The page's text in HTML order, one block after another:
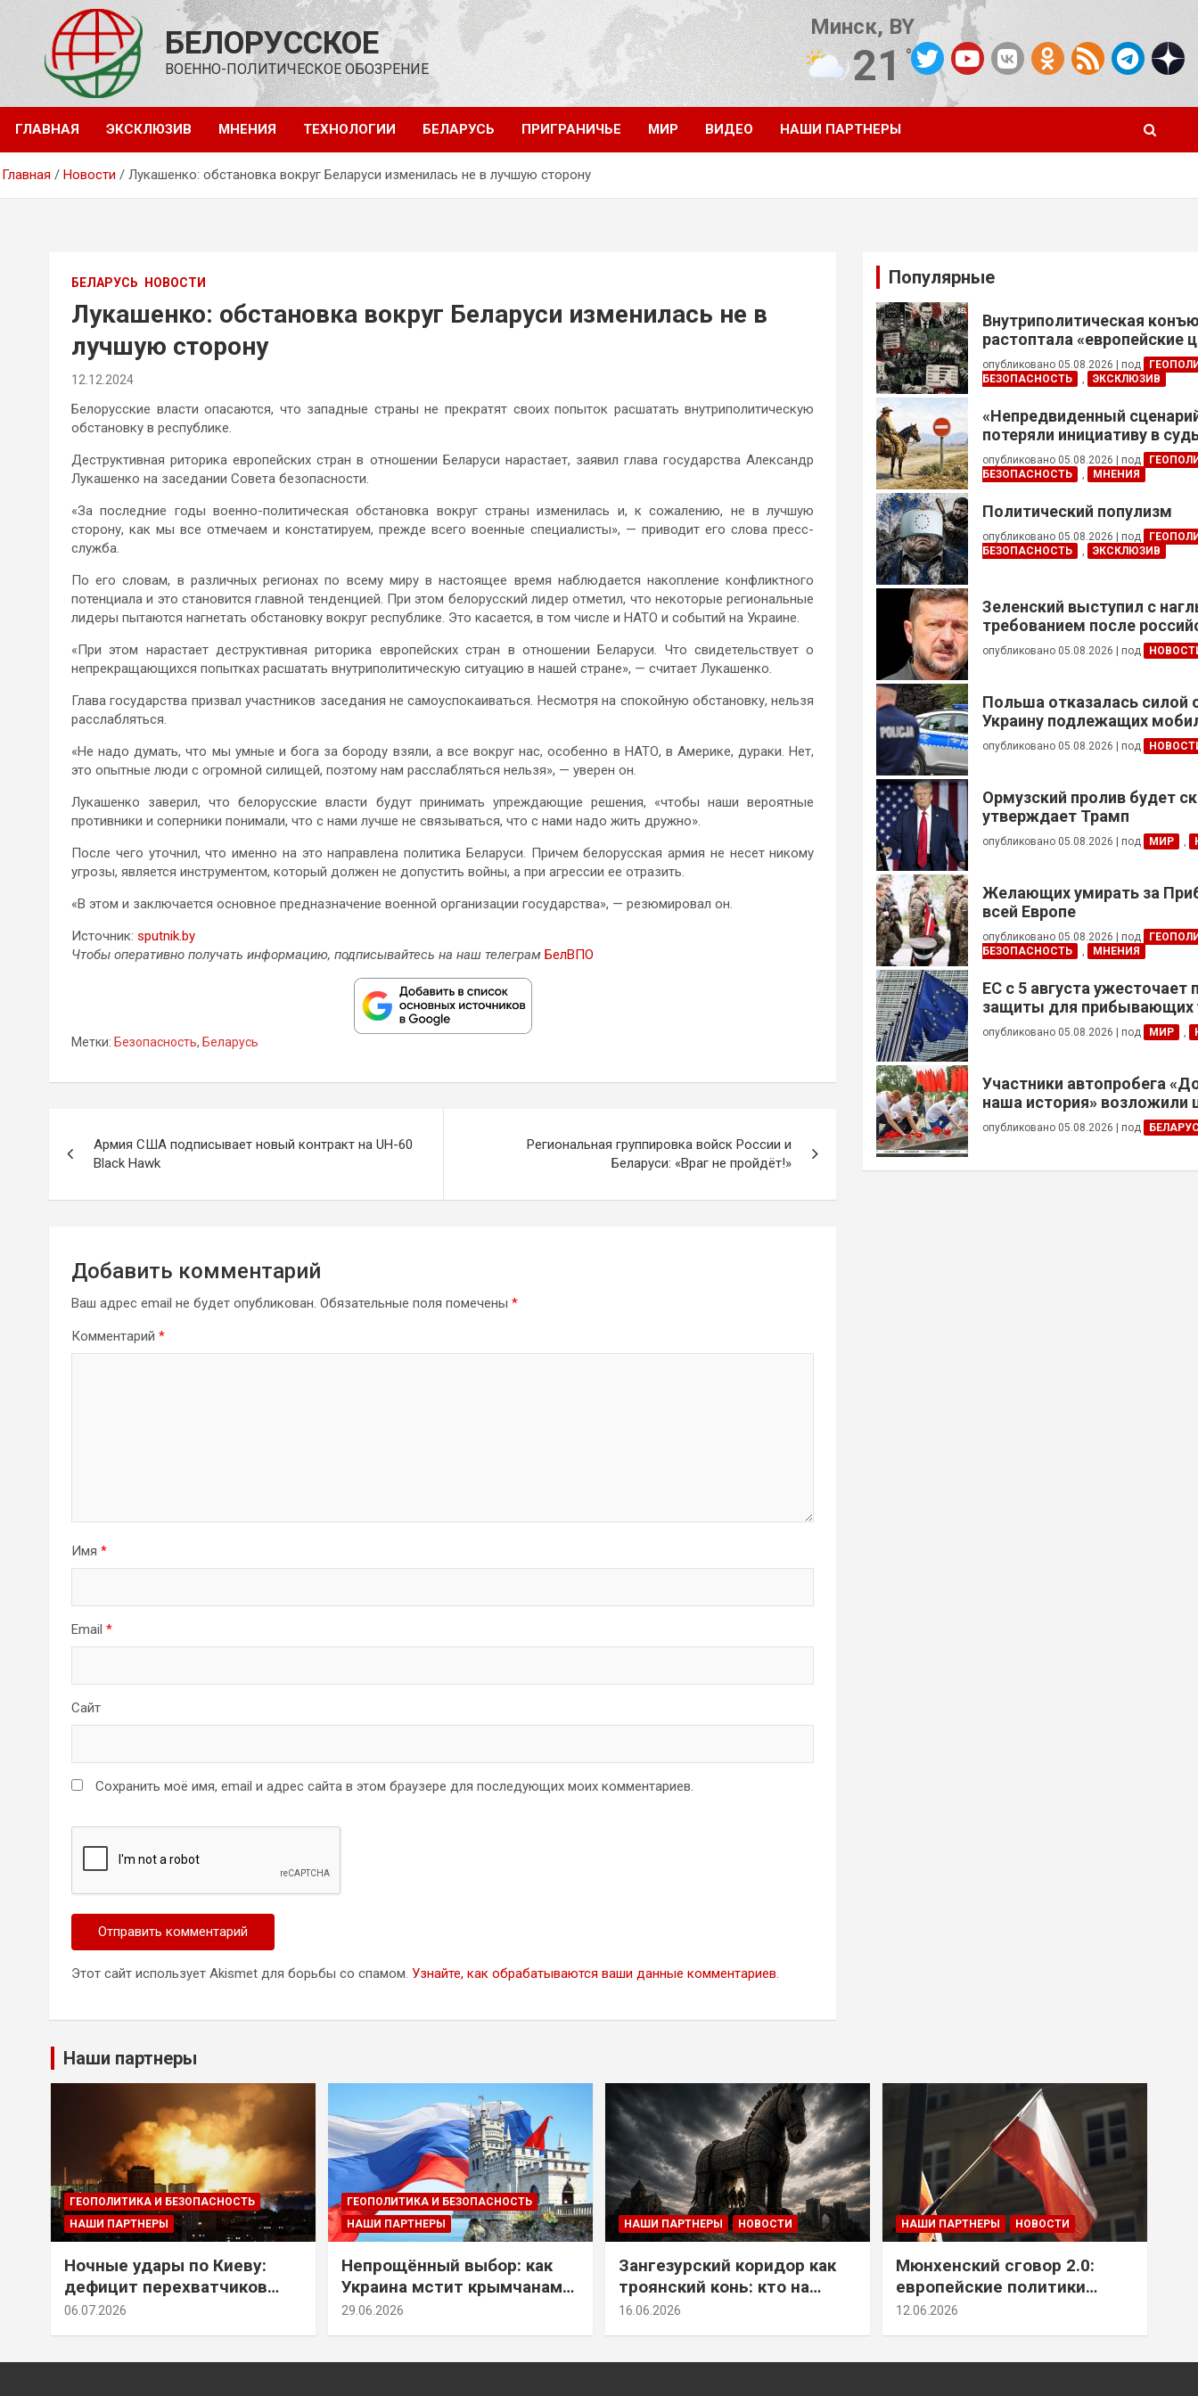
содержимому
БЕЛОРУССКОЕ
ВОЕННО-ПОЛИТИЧЕСКОЕ ОБОЗРЕНИЕ
Минск, BY
21°C
Погода от OpenWeatherMap
ГЛАВНАЯ ЭКСКЛЮЗИВ МНЕНИЯ ТЕХНОЛОГИИ БЕЛАРУСЬ ПРИГРАНИЧЬЕ МИР ВИДЕО НАШИ ПАРТНЕРЫ
Главная Новости Лукашенко: обстановка вокруг Беларуси изменилась не в лучшую сторону
БЕЛАРУСЬ НОВОСТИ
Лукашенко: обстановка вокруг Беларуси изменилась не в
лучшую сторону
12.12.2024
Белорусские власти опасаются, что западные страны не прекратят своих попыток расшатать внутриполитическую
обстановку в республике.
Деструктивная риторика европейских стран в отношении Беларуси нарастает, заявил глава государства Александр
Лукашенко на заседании Совета безопасности.
«За последние годы военно-политическая обстановка вокруг страны изменилась и, к сожалению, не в лучшую
сторону, как мы все отмечаем и констатируем, прежде всего военные специалисты», — приводит его слова пресс-
служба.
По его словам, в различных регионах по всему миру в настоящее время наблюдается накопление конфликтного
потенциала и это становится главной тенденцией. При этом белорусский лидер отметил, что некоторые региональные
лидеры пытаются нагнетать обстановку вокруг республике. Это касается, в том числе и НАТО и событий на Украине.
«При этом нарастает деструктивная риторика европейских стран в отношении Беларуси. Что свидетельствует о
непрекращающихся попытках расшатать внутриполитическую ситуацию в нашей стране», — считает Лукашенко.
Глава государства призвал участников заседания не самоуспокаиваться. Несмотря на спокойную обстановку, нельзя
расслабляться.
«Не надо думать, что мы умные и бога за бороду взяли, а все вокруг нас, особенно в НАТО, в Америке, дураки. Нет,
это опытные люди с огромной силищей, поэтому нам расслабляться нельзя», — уверен он.
Лукашенко заверил, что белорусские власти будут принимать упреждающие решения, «чтобы наши вероятные
противники и соперники понимали, что с нами лучше не связываться, что с нами надо жить дружно».
После чего уточнил, что именно на это направлена политика Беларуси. Причем белорусская армия не несет никому
угрозы, является инструментом, который должен не допустить войны, а при агрессии ее отразить.
«В этом и заключается основное предназначение военной организации государства», — резюмировал он.
Источник: sputnik.by
Чтобы оперативно получать информацию, подписывайтесь на наш телеграм БелВПО
Метки: Безопасность, Беларусь
по
записям
Армия США подписывает новый контракт на UH-60
Black Hawk
Региональная группировка войск России и
Беларуси: «Враг не пройдёт!»
Добавить комментарий
Ваш адрес email не будет опубликован. Обязательные поля помечены *
Комментарий *
Имя *
Email *
Сайт
Сохранить моё имя, email и адрес сайта в этом браузере для последующих моих комментариев.
Этот сайт использует Akismet для борьбы со спамом. Узнайте, как обрабатываются ваши данные комментариев.
Популярные
Внутриполитическая
растоптала «европейские
опубликовано 05.08.2026 под
БЕЗОПАСНОСТЬ
, ЭКСКЛЮЗИВ
«Непредвиденный
потеряли инициативу в
конфликте
опубликовано 05.08.2026 под
БЕЗОПАСНОСТЬ
, МНЕНИЯ
Политический популизм
опубликовано 05.08.2026 под
БЕЗОПАСНОСТЬ
, ЭКСКЛЮЗИВ
Зеленский выступил с
требованием после
опубликовано 05.08.2026 под
Польша отказалась силой
Украину подлежащих
опубликовано 05.08.2026 под
Ормузский пролив будет
утверждает Трамп
опубликовано 05.08.2026 под МИР ,
Желающих умирать за
всей Европе
опубликовано 05.08.2026 под
БЕЗОПАСНОСТЬ
, МНЕНИЯ
ЕС с 5 августа ужесточает
защиты для прибывающих
призывного возраста
опубликовано 05.08.2026 под МИР ,
Участники автопробега
наша история» возложили
Брестской крепости
опубликовано 05.08.2026 под
Наши партнеры
ГЕОПОЛИТИКА И БЕЗОПАСНОСТЬ
НАШИ ПАРТНЕРЫ
Ночные удары по Киеву:
дефицит перехватчиков
Patriot и оборонительные
06.07.2026
ГЕОПОЛИТИКА И БЕЗОПАСНОСТЬ
НАШИ ПАРТНЕРЫ
Непрощённый выбор: как
Украина мстит крымчанам
за их историческое решение
29.06.2026
НАШИ ПАРТНЕРЫ НОВОСТИ
Зангезурский коридор как
троянский конь: кто на
самом деле осваивает юг
16.06.2026
НАШИ ПАРТНЕРЫ НОВОСТИ
Мюнхенский сговор 2.0:
европейские политики
снова растят монстра у
12.06.2026